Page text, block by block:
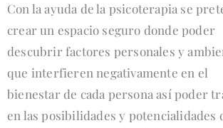
Con la ayuda de la psicoterapia se
crear un espacio seguro donde poder
descubrir factores personales y
que interfieren negativamente en el
bienestar de cada persona así poder
en las posibilidades y potencialidades